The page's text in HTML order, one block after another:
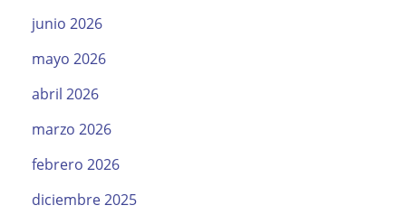
junio 2026
mayo 2026
abril 2026
marzo 2026
febrero 2026
diciembre 2025